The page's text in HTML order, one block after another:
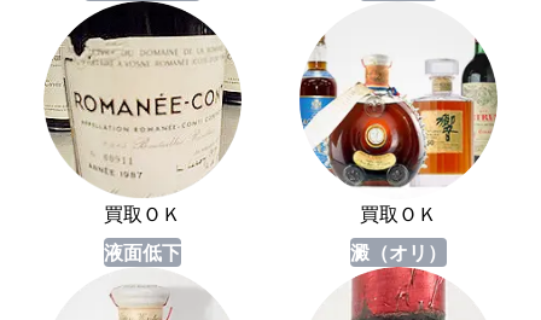
買取ＯＫ
買取ＯＫ
液面低下
澱（オリ）